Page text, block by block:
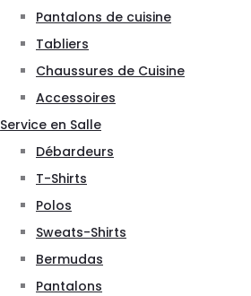
Pantalons de cuisine
Tabliers
Chaussures de Cuisine
Accessoires
Service en Salle
Débardeurs
T-Shirts
Polos
Sweats-Shirts
Bermudas
Pantalons